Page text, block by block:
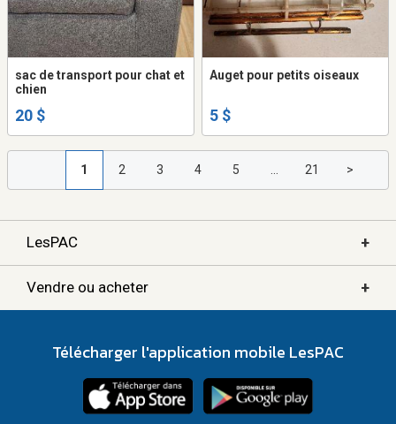
sac de transport pour chat et
chien
20 $
Auget pour petits oiseaux
5 $
1 2 3 4 5 ... 21 >
LesPAC +
Vendre ou acheter +
Télécharger l'application mobile LesPAC